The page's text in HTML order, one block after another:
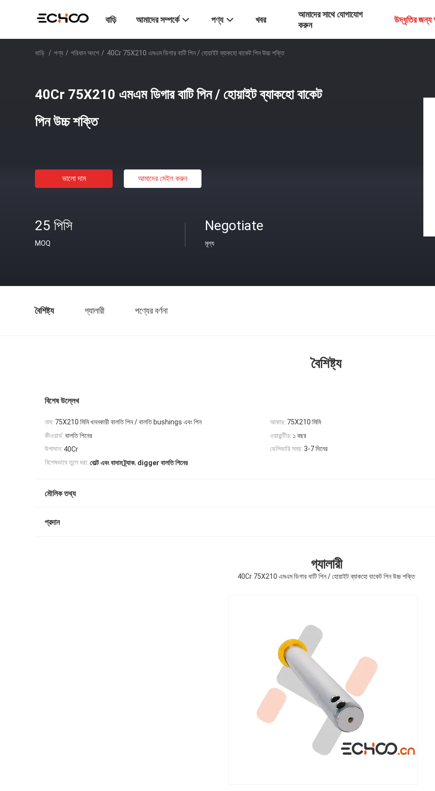
বাড়ি আমাদের সম্পর্কে পণ্য খবর
আমাদের সাথে যোগাযোগ
করুন
উদ্ধৃতির জন্য
বাড়ি / পণ্য / পরিধান অংশে / 40Cr 75X210 এমএম ডিগার বাটি পিন / হোয়াইট ব্যাকহো বাকেট পিন উচ্চ শক্তি
40Cr 75X210 এমএম ডিগার বাটি পিন / হোয়াইট ব্যাকহো বাকেট
পিন উচ্চ শক্তি
ভালো দাম আমাদের মেইল ​​করুন
25 পিসি
MOQ
Negotiate
মূল্য
বৈশিষ্ট্য গ্যালারী পণ্যের বর্ণনা
বৈশিষ্ট্য
বিশেষ উল্লেখ
নাম: 75X210 মিমি খননকারী বালতি পিন / বালতি bushings এবং পিন আকার: 75X210 মিমি
কীওয়ার্ড: বালতি পিনের ওয়ারান্টীর: ১ বছর
উপাদান: 40Cr ডেলিভারি সময়: 3-7 দিনের
বিশেষভাবে তুলে ধরা: বোল্ট এবং বাদাম ট্র্যাক, digger বালতি পিনের
মৌলিক তথ্য
প্রদান
গ্যালারী
40Cr 75X210 এমএম ডিগার বাটি পিন / হোয়াইট ব্যাকহো বাকেট পিন উচ্চ শক্তি